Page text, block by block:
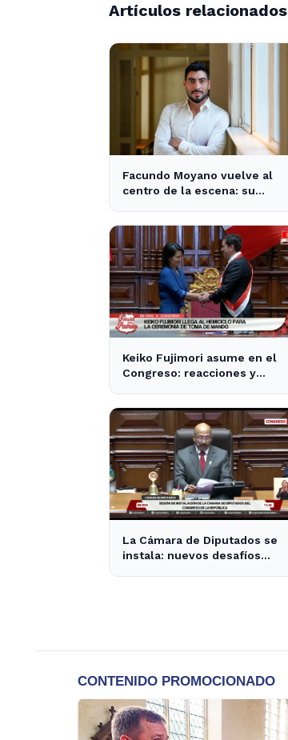
Artículos relacionados
Facundo Moyano vuelve al
centro de la escena: su
Keiko Fujimori asume en el
Congreso: reacciones y
La Cámara de Diputados se
instala: nuevos desafíos